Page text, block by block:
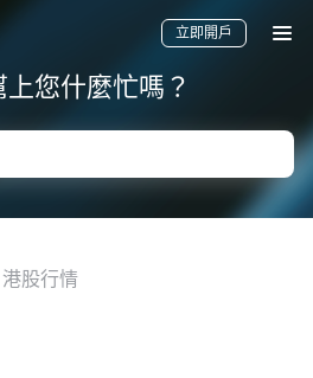
立即開戶
您什麼忙嗎？
股行情